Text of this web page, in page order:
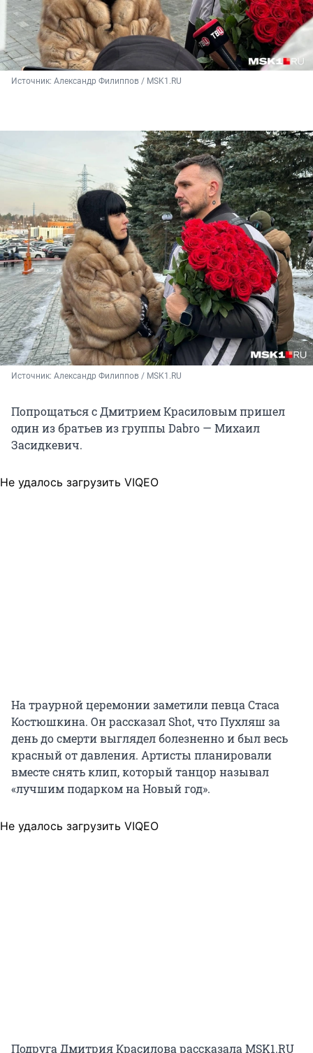
Источник: Александр Филиппов / MSK1.RU
Источник: Александр Филиппов / MSK1.RU
Попрощаться с Дмитрием Красиловым пришел
один из братьев из группы Dabro — Михаил
Засидкевич.
Не удалось загрузить VIQEO
На траурной церемонии заметили певца Стаса
Костюшкина. Он рассказал Shot, что Пухляш за
день до смерти выглядел болезненно и был весь
красный от давления. Артисты планировали
вместе снять клип, который танцор называл
«лучшим подарком на Новый год».
Не удалось загрузить VIQEO
Подруга Дмитрия Красилова рассказала MSK1.RU